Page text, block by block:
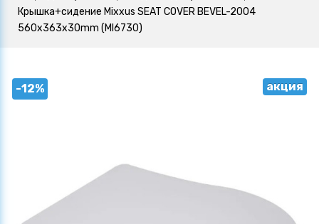
Крышка+сидение Mixxus SEAT COVER BEVEL-2004
560х363х30mm (MI6730)
-12% акция